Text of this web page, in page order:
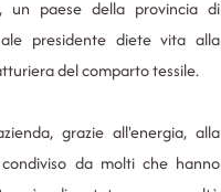
un paese della provincia di
presidente diete vita alla
del comparto tessile.
grazie all'energia, alla
da molti che hanno